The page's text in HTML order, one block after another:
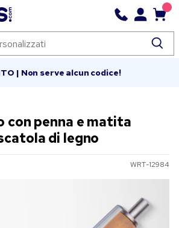
| Non serve alcun codice!
con penna e matita
di legno
WRT-12984